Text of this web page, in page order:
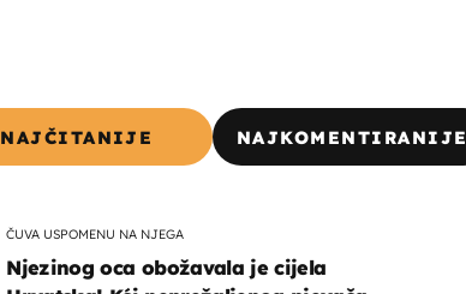
NAJČITANIJE NAJKOMENTIRANIJE
ČUVA USPOMENU NA NJEGA
Njezinog oca obožavala je cijela